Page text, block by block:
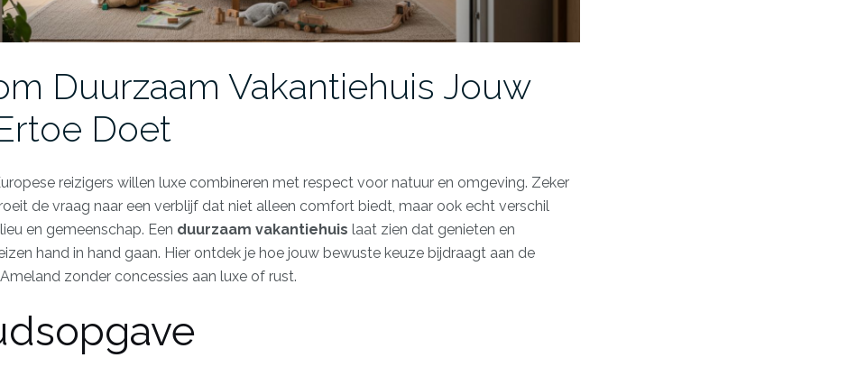
Duurzaam Vakantiehuis Jouw
Doet
reizigers willen luxe combineren met respect voor natuur en omgeving. Zeker
de vraag naar een verblijf dat niet alleen comfort biedt, maar ook echt verschil
en gemeenschap. Een duurzaam vakantiehuis laat zien dat genieten en
hand in hand gaan. Hier ontdek je hoe jouw bewuste keuze bijdraagt aan de
zonder concessies aan luxe of rust.